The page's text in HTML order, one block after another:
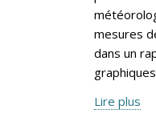
mesures
dans un
Lire plus